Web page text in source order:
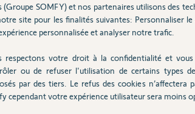
(Groupe SOMFY) et nos partenaires utilisons des
site pour les finalités suivantes: Personnaliser
personnalisée et analyser notre trafic.
respectons votre droit à la confidentialité et vous
ou de refuser l'utilisation de certains types
par des tiers. Le refus des cookies n’affectera
cependant votre expérience utilisateur sera moins